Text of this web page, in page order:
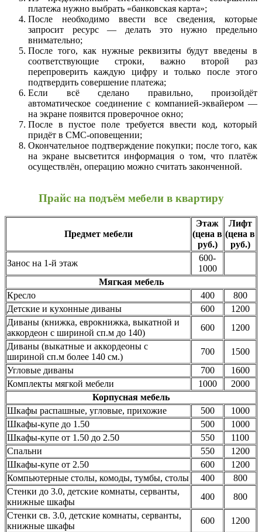
платежа нужно выбрать «банковская карта»;
После необходимо ввести все сведения, которые
запросит ресурс — делать это нужно предельно
внимательно;
После того, как нужные реквизиты будут введены в
соответствующие строки, важно второй раз
перепроверить каждую цифру и только после этого
подтвердить совершение платежа;
Если всё сделано правильно, произойдёт
автоматическое соединение с компанией-эквайером —
на экране появится проверочное окно;
После в пустое поле требуется ввести код, который
придёт в СМС-оповещении;
Окончательное подтверждение покупки; после того, как
на экране высветится информация о том, что платёж
осуществлён, операцию можно считать законченной.
Прайс на подъём мебели в квартиру
Предмет мебели
Этаж
(цена в
руб.)
Лифт
(цена в
руб.)
Занос на 1-й этаж
600-
1000
Мягкая мебель
Кресло
400
800
Детские и кухонные диваны
600
1200
Диваны (книжка, еврокнижка, выкатной и
аккордеон с шириной сп.м до 140)
600
1200
Диваны (выкатные и аккордеоны с
шириной сп.м более 140 см.)
700
1500
Угловые диваны
700
1600
Комплекты мягкой мебели
1000
2000
Корпусная мебель
Шкафы распашные, угловые, прихожие
500
1000
Шкафы-купе до 1.50
500
1000
Шкафы-купе от 1.50 до 2.50
550
1100
Спальни
550
1200
Шкафы-купе от 2.50
600
1200
Компьютерные столы, комоды, тумбы, столы
400
800
Стенки до 3.0, детские комнаты, серванты,
книжные шкафы
400
800
Стенки св. 3.0, детские комнаты, серванты,
книжные шкафы
600
1200